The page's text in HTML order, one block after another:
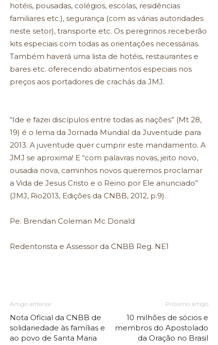
hotéis, pousadas, colégios, escolas, residências
familiares etc.), segurança (com as várias autoridades
neste setor), transporte etc. Os peregrinos receberão
kits especiais com todas as orientações necessárias.
Também haverá uma lista de hotéis, restaurantes e
bares etc. oferecendo abatimentos especiais nos
preços aos portadores de crachás da JMJ.
“Ide e fazei discípulos entre todas as nações” (Mt 28,
19) é o lema da Jornada Mundial da Juventude para
2013. A juventude quer cumprir este mandamento. A
JMJ se aproxima! E “com palavras novas, jeito novo,
ousadia nova, caminhos novos queremos proclamar
a Vida de Jesus Cristo e o Reino por Ele anunciado”
(JMJ, Rio2013, Edições da CNBB, 2012, p.9).
Pe. Brendan Coleman Mc Donald
Redentorista e Assessor da CNBB Reg. NE1
Artigo anterior
Nota Oficial da CNBB de
solidariedade às famílias e
ao povo de Santa Maria
Próximo artigo
10 milhões de sócios e
membros do Apostolado
da Oração no Brasil